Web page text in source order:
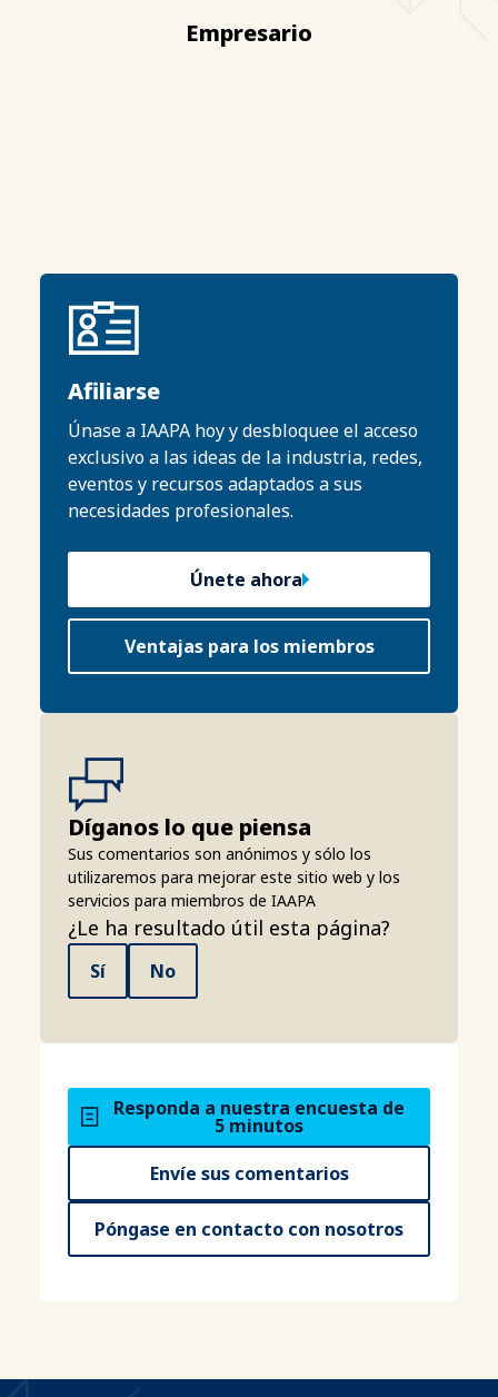
Empresario
Afiliarse
Únase a IAAPA hoy y desbloquee el acceso
exclusivo a las ideas de la industria, redes,
eventos y recursos adaptados a sus
necesidades profesionales.
Únete ahora
Ventajas para los miembros
Díganos lo que piensa
Sus comentarios son anónimos y sólo los
utilizaremos para mejorar este sitio web y los
servicios para miembros de IAAPA
¿Le ha resultado útil esta página?
Sí No
Responda a nuestra encuesta de
5 minutos
Envíe sus comentarios
Póngase en contacto con nosotros